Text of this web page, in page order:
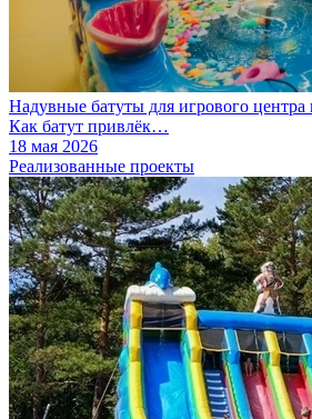
Надувные батуты для игрового центра
Как батут привлёк…
18 мая 2026
Реализованные проекты